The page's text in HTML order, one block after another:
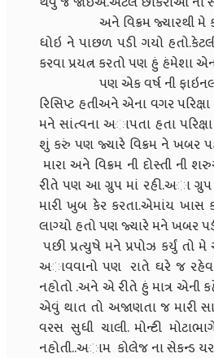
અને વિક્રમ જ્યારથી મે કોલેજ
ધોઇ ને પાછળ પડી ગયો
કરવા પ્રયત્ન કરતો પણ હું હંમેશા
પણ એક વર્ષ ની ફાઇનલ
રિસિપ્ટ હતીઅને એના વગર
મને સાંત્વના અાપતા હતા
શું કરું પણ જ્યારે વિક્રમ ને ખબર
મારા અને વિક્રમ ની દોસ્તી ની
રીતે પણ આ ગ્રુપ માં રહી.અા
મારી ખુબ કેર કરતા.એમાંય ખાસ
લાગ્યો હતો પણ જ્યારે મને ખબર
પછી પ્રત્યુષે મને પ્રપોઝ કર્યું તો મે
અાવવાનો પણ રાતે ઘરે જ
નહોતો .અને એ રીતે હું માત્ર એની
એવું થાત તો અજાણતા જ મારી
વરસ સુધી ચાલી. મોન્ટી
નહોતી..અામ કોલેજ ના સેકન્ડ